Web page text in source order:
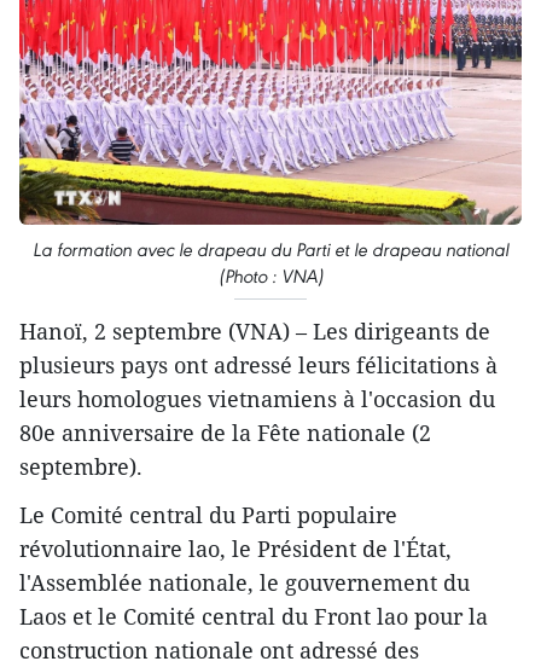
La formation avec le drapeau du Parti et le drapeau national
(Photo : VNA)
Hanoï, 2 septembre (VNA) – Les dirigeants de
plusieurs pays ont adressé leurs félicitations à
leurs homologues vietnamiens à l'occasion du
80e anniversaire de la Fête nationale (2
septembre).
Le Comité central du Parti populaire
révolutionnaire lao, le Président de l'État,
l'Assemblée nationale, le gouvernement du
Laos et le Comité central du Front lao pour la
construction nationale ont adressé des